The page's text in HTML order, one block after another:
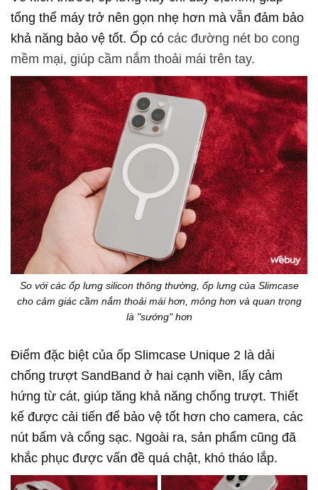
tổng thể máy trở nên gọn nhẹ hơn mà vẫn đảm bảo
khả năng bảo vệ tốt. Ốp có các đường nét bo cong
mềm mại, giúp cầm nắm thoải mái trên tay.
So với các ốp lưng silicon thông thường, ốp lưng của Slimcase
cho cảm giác cầm nắm thoải mái hơn, mỏng hơn và quan trọng
là "sướng" hơn
Điểm đặc biệt của ốp Slimcase Unique 2 là dải
chống trượt SandBand ở hai cạnh viền, lấy cảm
hứng từ cát, giúp tăng khả năng chống trượt. Thiết
kế được cải tiến để bảo vệ tốt hơn cho camera, các
nút bấm và cổng sạc. Ngoài ra, sản phẩm cũng đã
khắc phục được vấn đề quá chật, khó tháo lắp.